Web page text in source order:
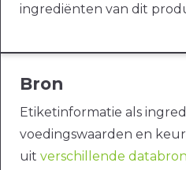
ingrediënten van dit
Bron
Etiketinformatie als
voedingswaarden en
uit verschillende